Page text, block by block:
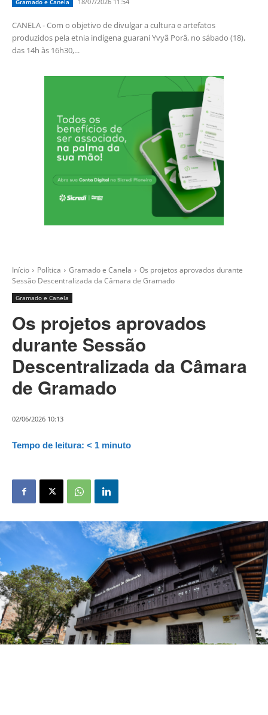
Gramado e Canela
CANELA - Com o objetivo de divulgar a cultura e artefatos
produzidos pela etnia indígena guarani Yvyã Porâ, no sábado (18),
das 14h às 16h30,...